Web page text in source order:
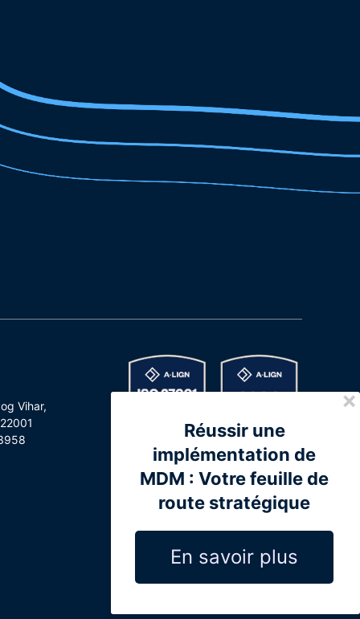
Vihar,
Réussir une
implémentation de
MDM : Votre feuille de
route stratégique
En savoir plus